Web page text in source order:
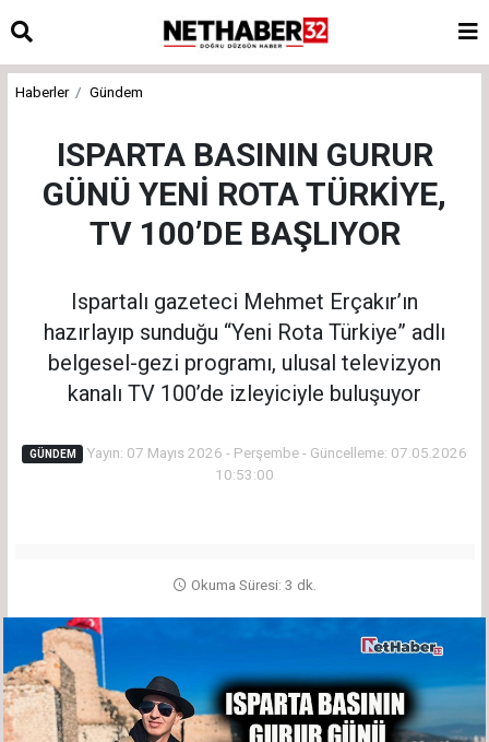
Haberler Gündem
ISPARTA BASININ GURUR
GÜNÜ YENİ ROTA TÜRKİYE,
TV 100’DE BAŞLIYOR
Ispartalı gazeteci Mehmet Erçakır’ın
hazırlayıp sunduğu “Yeni Rota Türkiye” adlı
belgesel-gezi programı, ulusal televizyon
kanalı TV 100’de izleyiciyle buluşuyor
GÜNDEM
Yayın: 07 Mayıs 2026 - Perşembe - Güncelleme: 07.05.2026
10:53:00
Okuma Süresi: 3 dk.